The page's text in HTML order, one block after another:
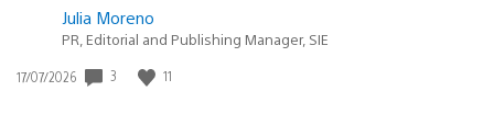
Julia Moreno
PR, Editorial and Publishing Manager, SIE
Data
17/07/2026 3 11